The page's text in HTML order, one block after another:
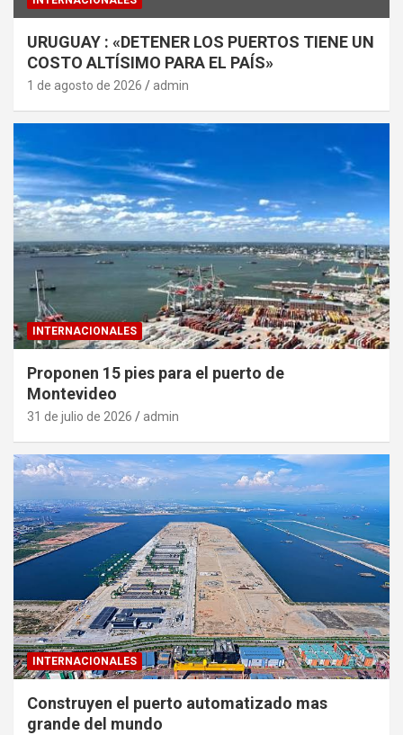
URUGUAY : «DETENER LOS PUERTOS TIENE UN
COSTO ALTÍSIMO PARA EL PAÍS»
1 de agosto de 2026 admin
INTERNACIONALES
Proponen 15 pies para el puerto de
Montevideo
31 de julio de 2026 admin
INTERNACIONALES
Construyen el puerto automatizado mas
grande del mundo